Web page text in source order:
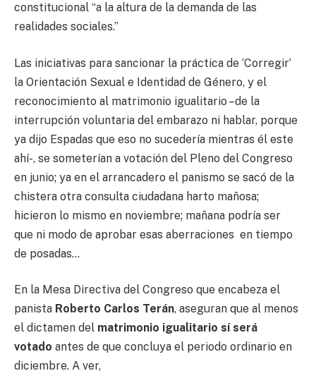
constitucional “a la altura de la demanda de las
realidades sociales.”
Las iniciativas para sancionar la práctica de ‘Corregir’
la Orientación Sexual e Identidad de Género, y el
reconocimiento al matrimonio igualitario –de la
interrupción voluntaria del embarazo ni hablar, porque
ya dijo Espadas que eso no sucedería mientras él este
ahí-, se someterían a votación del Pleno del Congreso
en junio; ya en el arrancadero el panismo se sacó de la
chistera otra consulta ciudadana harto mañosa;
hicieron lo mismo en noviembre; mañana podría ser
que ni modo de aprobar esas aberraciones en tiempo
de posadas…
En la Mesa Directiva del Congreso que encabeza el
panista Roberto Carlos Terán, aseguran que al menos
el dictamen del matrimonio igualitario sí será
votado antes de que concluya el periodo ordinario en
diciembre. A ver,